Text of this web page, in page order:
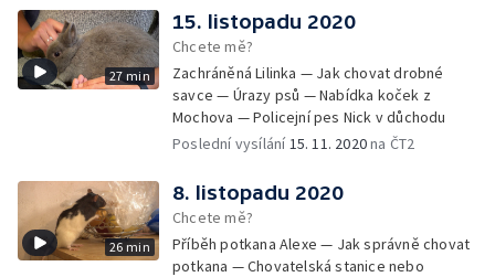
27 min
15. listopadu 2020
Chcete mě?
Zachráněná Lilinka — Jak chovat drobné
savce — Úrazy psů — Nabídka koček z
Mochova — Policejní pes Nick v důchodu
Poslední vysílání15. 11. 2020na ČT2
26 min
8. listopadu 2020
Chcete mě?
Příběh potkana Alexe — Jak správně chovat
potkana — Chovatelská stanice nebo